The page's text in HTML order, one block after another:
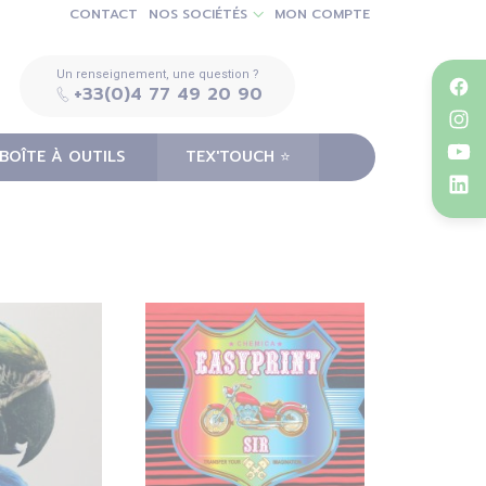
MON COMPTE
NOS SOCIÉTÉS
CONTACT
Un renseignement, une question ?
+33(0)4 77 49 20 90
À OUTILS TEX'TOUCH ⭐️